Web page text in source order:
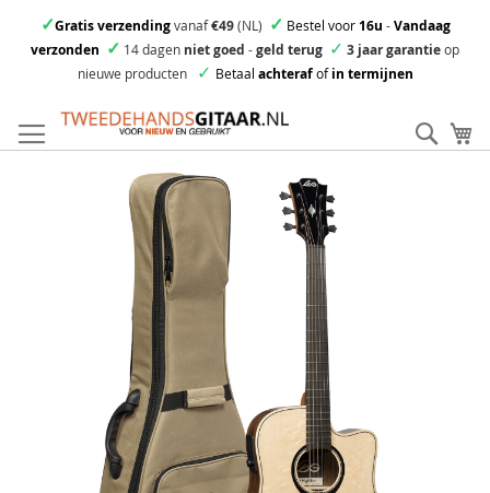
✓Gratis verzendingvanaf€49(NL) ✓ Bestel voor16u -Vandaag
verzonden ✓ 14 dagen niet goed -geld terug ✓ 3 jaar garantieop
nieuwe producten
✓ Betaal achterafofin termijnen
direct
door